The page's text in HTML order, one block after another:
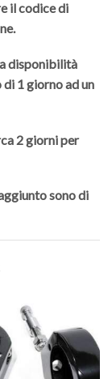
il codice di
disponibilità
1 giorno ad un
2 giorni per
sono di